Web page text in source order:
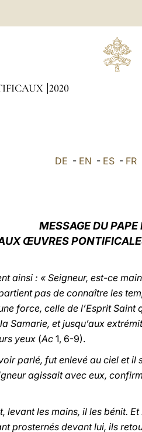
2020
DE - EN - ES - FR
MESSAGE DU PAPE
ŒUVRES
ainsi : « Seigneur, est-ce
pas de connaître les
force, celle de l’Esprit
Samarie, et jusqu’aux
yeux (Ac 1, 6-9).
parlé, fut enlevé au ciel et il
agissait avec eux,
levant les mains, il les bénit.
prosternés devant lui, ils